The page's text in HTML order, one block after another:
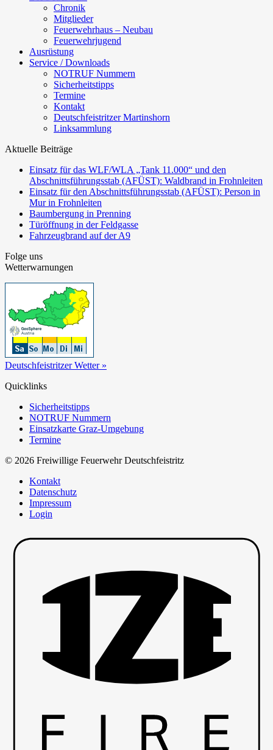
Chronik
Mitglieder
Feuerwehrhaus – Neubau
Feuerwehrjugend
Ausrüstung
Service / Downloads
NOTRUF Nummern
Sicherheitstipps
Termine
Kontakt
Deutschfeistritzer Martinshorn
Linksammlung
Aktuelle Beiträge
Einsatz für das WLF/WLA „Tank 11.000“ und den
Abschnittsführungsstab (AFÜST): Waldbrand in Frohnleiten
Einsatz für den Abschnittsführungsstab (AFÜST): Person in
Mur in Frohnleiten
Baumbergung in Prenning
Türöffnung in der Feldgasse
Fahrzeugbrand auf der A9
Folge uns
Wetterwarnungen
Deutschfeistritzer Wetter »
Quicklinks
Sicherheitstipps
NOTRUF Nummern
Einsatzkarte Graz-Umgebung
Termine
© 2026 Freiwillige Feuerwehr Deutschfeistritz
Kontakt
Datenschutz
Impressum
Login